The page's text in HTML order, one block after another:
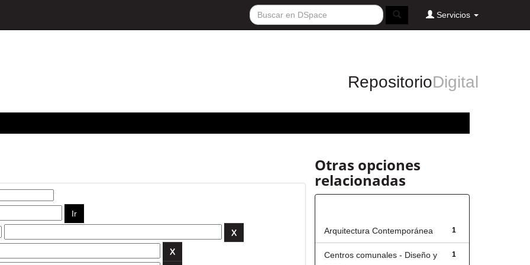
Servicios
RepositorioDigital
Otras opciones
relacionadas
1
Arquitectura Contemporánea
1
Centros comunales - Diseño y